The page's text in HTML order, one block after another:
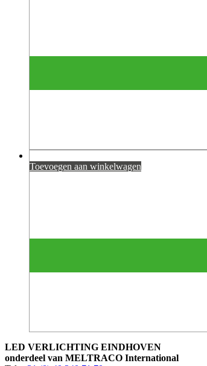
Toevoegen aan winkelwagen
LED VERLICHTING EINDHOVEN
onderdeel van MELTRACO International